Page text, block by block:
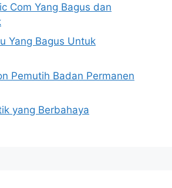
Com Yang Bagus dan
Yang Bagus Untuk
Pemutih Badan Permanen
yang Berbahaya